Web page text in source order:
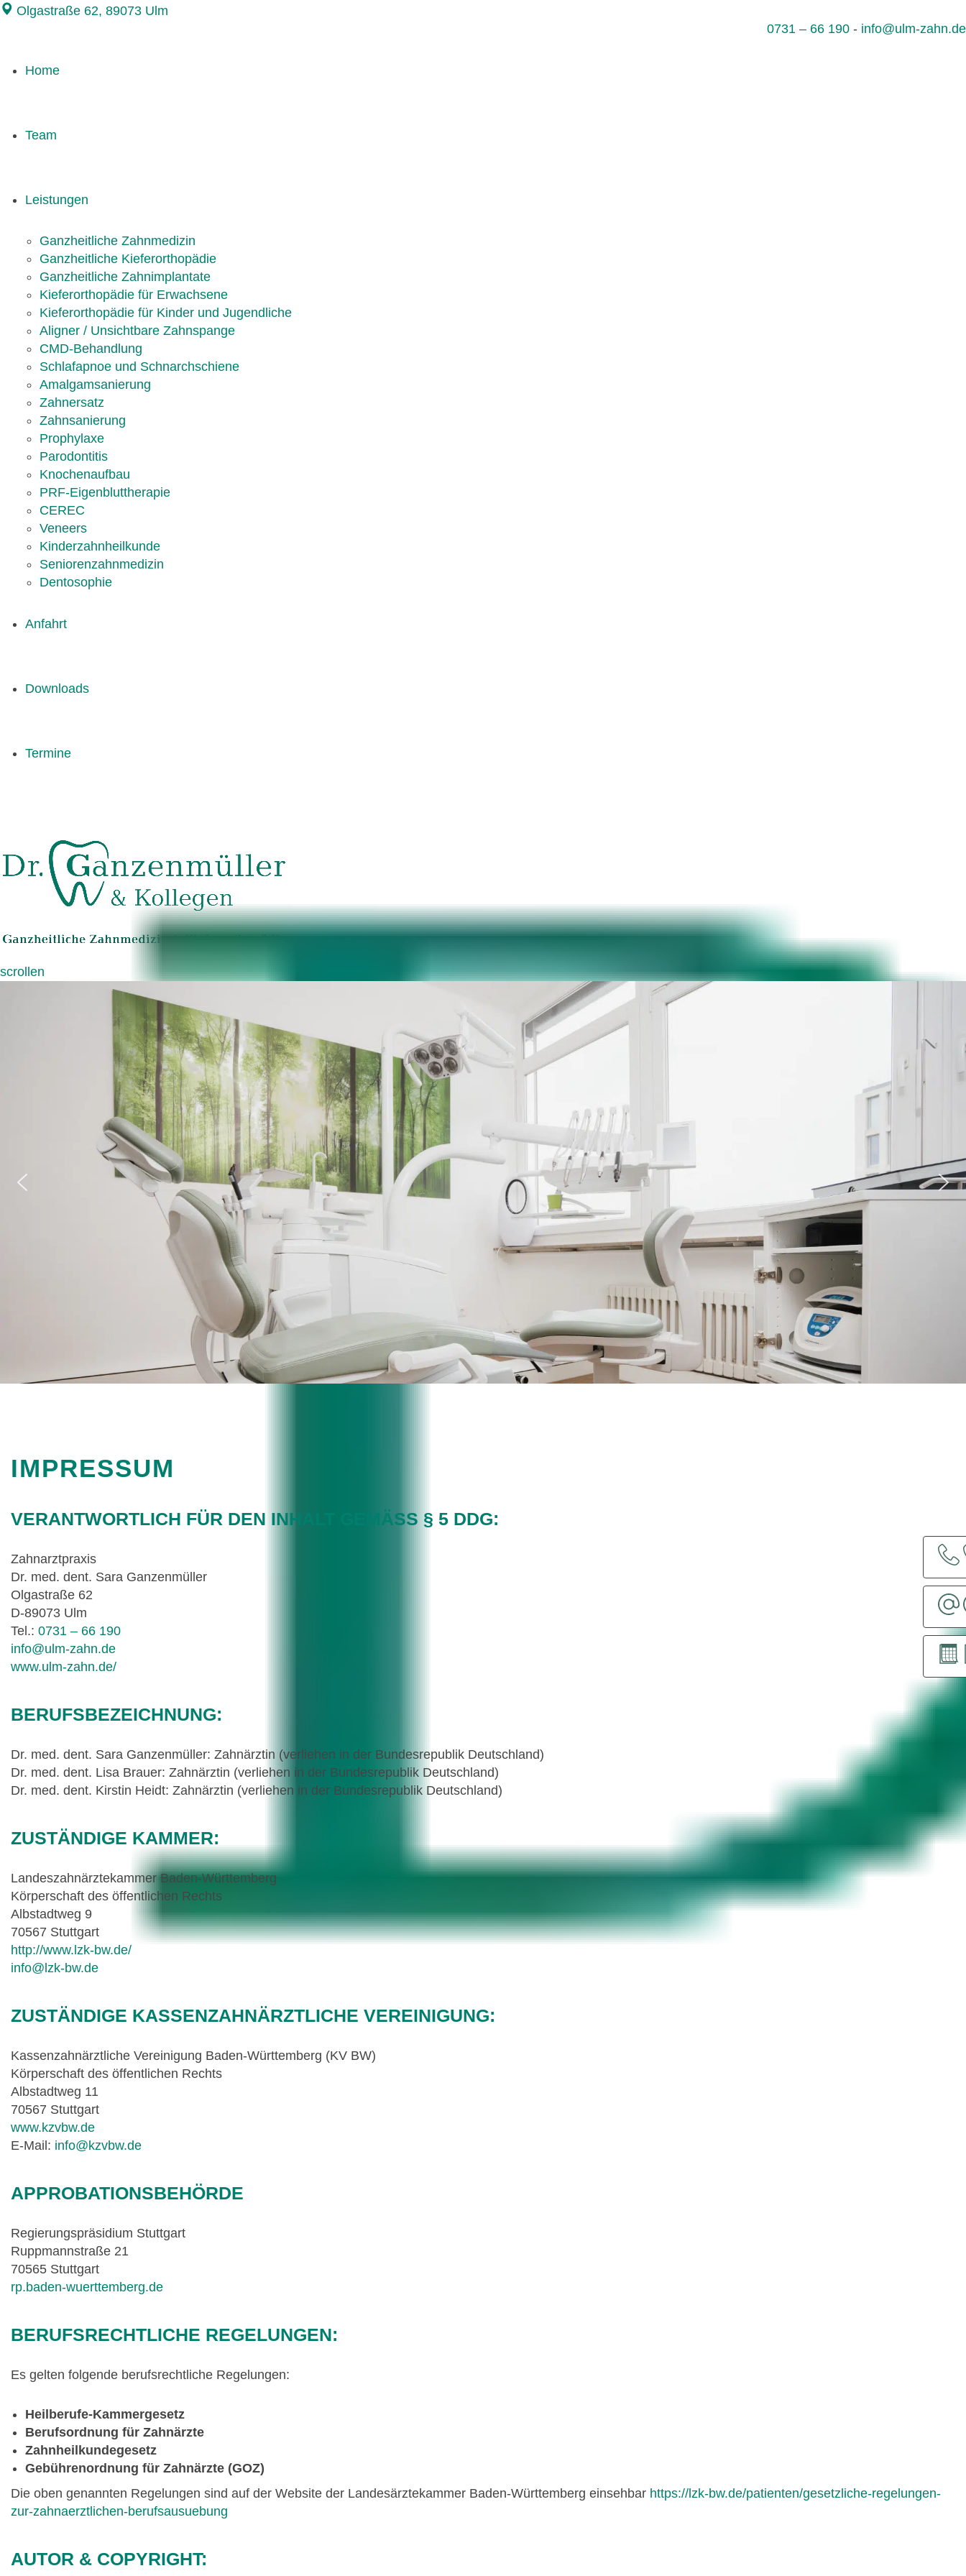
Olgastraße 62, 89073 Ulm
0731 – 66 190 - info@ulm-zahn.de
Home
Team
Leistungen
Ganzheitliche Zahnmedizin
Ganzheitliche Kieferorthopädie
Ganzheitliche Zahnimplantate
Kieferorthopädie für Erwachsene
Kieferorthopädie für Kinder und Jugendliche
Aligner / Unsichtbare Zahnspange
CMD-Behandlung
Schlafapnoe und Schnarchschiene
Amalgamsanierung
Zahnersatz
Zahnsanierung
Prophylaxe
Parodontitis
Knochenaufbau
PRF-Eigenbluttherapie
CEREC
Veneers
Kinderzahnheilkunde
Seniorenzahnmedizin
Dentosophie
Anfahrt
Downloads
Termine
scrollen
IMPRESSUM
VERANTWORTLICH FÜR DEN INHALT GEMÄSS § 5 DDG:
Zahnarztpraxis
Dr. med. dent. Sara Ganzenmüller
Olgastraße 62
D-89073 Ulm
Tel.: 0731 – 66 190
info@ulm-zahn.de
www.ulm-zahn.de/
BERUFSBEZEICHNUNG:
Dr. med. dent. Sara Ganzenmüller: Zahnärztin (verliehen in der Bundesrepublik Deutschland)
Dr. med. dent. Lisa Brauer: Zahnärztin (verliehen in der Bundesrepublik Deutschland)
Dr. med. dent. Kirstin Heidt: Zahnärztin (verliehen in der Bundesrepublik Deutschland)
ZUSTÄNDIGE KAMMER:
Landeszahnärztekammer Baden-Württemberg
Körperschaft des öffentlichen Rechts
Albstadtweg 9
70567 Stuttgart
http://www.lzk-bw.de/
info@lzk-bw.de
ZUSTÄNDIGE KASSENZAHNÄRZTLICHE VEREINIGUNG:
Kassenzahnärztliche Vereinigung Baden-Württemberg (KV BW)
Körperschaft des öffentlichen Rechts
Albstadtweg 11
70567 Stuttgart
www.kzvbw.de
E-Mail: info@kzvbw.de
APPROBATIONSBEHÖRDE
Regierungspräsidium Stuttgart
Ruppmannstraße 21
70565 Stuttgart
rp.baden-wuerttemberg.de
BERUFSRECHTLICHE REGELUNGEN:
Es gelten folgende berufsrechtliche Regelungen:
Heilberufe-Kammergesetz
Berufsordnung für Zahnärzte
Zahnheilkundegesetz
Gebührenordnung für Zahnärzte (GOZ)
Die oben genannten Regelungen sind auf der Website der Landesärztekammer Baden-Württemberg einsehbar https://lzk-bw.de/patienten/gesetzliche-regelungen-
zur-zahnaerztlichen-berufsausuebung
AUTOR & COPYRIGHT: